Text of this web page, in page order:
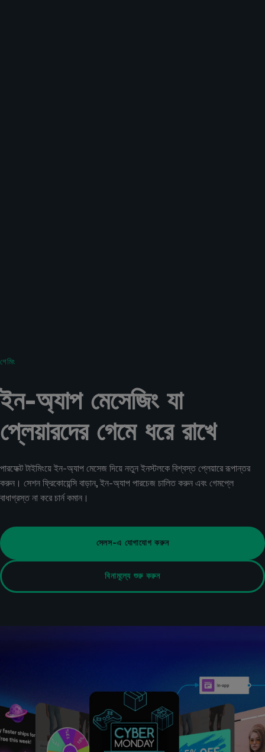
গেমিং
ইন-অ্যাপ মেসেজিং যা
প্লেয়ারদের গেমে ধরে রাখে
পারফেক্ট টাইমিংয়ে ইন-অ্যাপ মেসেজ দিয়ে নতুন ইনস্টলকে বিশ্বস্ত প্লেয়ারে রূপান্তর
করুন। সেশন ফ্রিকোয়েন্সি বাড়ান, ইন-অ্যাপ পারচেজ চালিত করুন এবং গেমপ্লে
বাধাগ্রস্ত না করে চার্ন কমান।
সেলস-এ যোগাযোগ করুন
বিনামূল্যে শুরু করুন